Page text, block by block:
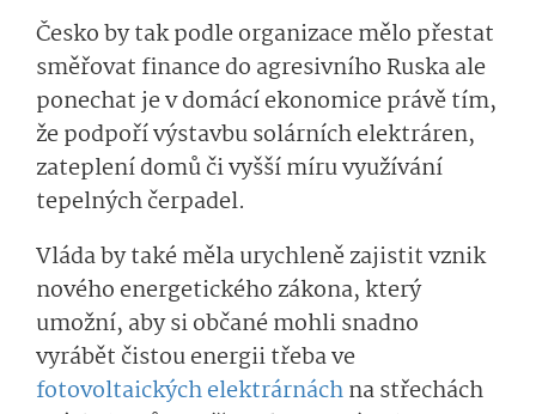
Česko by tak podle organizace mělo přestat
směřovat finance do agresivního Ruska ale
ponechat je v domácí ekonomice právě tím,
že podpoří výstavbu solárních elektráren,
zateplení domů či vyšší míru využívání
tepelných čerpadel.
Vláda by také měla urychleně zajistit vznik
nového energetického zákona, který
umožní, aby si občané mohli snadno
vyrábět čistou energii třeba ve
fotovoltaických elektrárnáchna střechách